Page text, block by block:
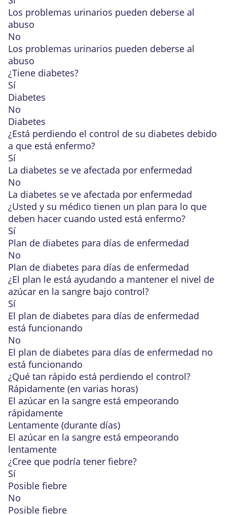
Los problemas urinarios pueden deberse al
abuso
No
Los problemas urinarios pueden deberse al
abuso
¿Tiene diabetes?
Sí
Diabetes
No
Diabetes
¿Está perdiendo el control de su diabetes debido
a que está enfermo?
Sí
La diabetes se ve afectada por enfermedad
No
La diabetes se ve afectada por enfermedad
¿Usted y su médico tienen un plan para lo que
deben hacer cuando usted está enfermo?
Sí
Plan de diabetes para días de enfermedad
No
Plan de diabetes para días de enfermedad
¿El plan le está ayudando a mantener el nivel de
azúcar en la sangre bajo control?
Sí
El plan de diabetes para días de enfermedad
está funcionando
No
El plan de diabetes para días de enfermedad no
está funcionando
¿Qué tan rápido está perdiendo el control?
Rápidamente (en varias horas)
El azúcar en la sangre está empeorando
rápidamente
Lentamente (durante días)
El azúcar en la sangre está empeorando
lentamente
¿Cree que podría tener fiebre?
Sí
Posible fiebre
No
Posible fiebre